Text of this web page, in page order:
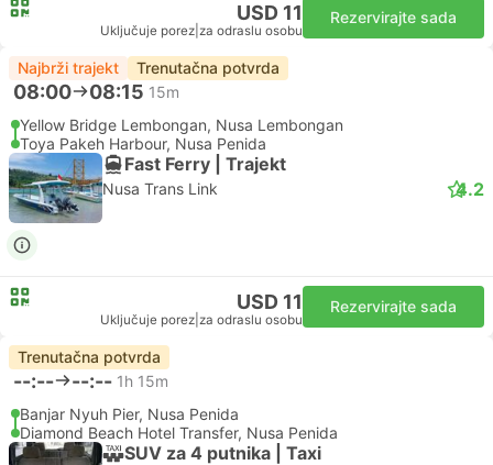
USD 11
Uključuje porez za odraslu osobu
Rezervirajte sada
Najbrži trajekt Trenutačna potvrda
08:00 08:15 15m
Yellow Bridge Lembongan, Nusa Lembongan
Toya Pakeh Harbour, Nusa Penida
Fast Ferry | Trajekt
Nusa Trans Link 4.2
USD 11
Uključuje porez za odraslu osobu
Rezervirajte sada
Trenutačna potvrda
--:-- --:-- 1h 15m
Banjar Nyuh Pier, Nusa Penida
Diamond Beach Hotel Transfer, Nusa Penida
SUV za 4 putnika | Taxi